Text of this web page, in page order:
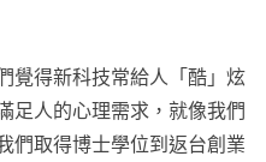
覺得新科技常給人「酷」炫
足人的心理需求，就像我們
們取得博士學位到返台創業